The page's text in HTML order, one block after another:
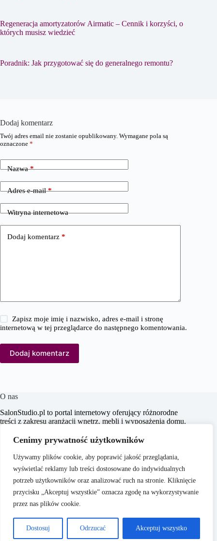
Cenimy prywatność użytkowników
Używamy plików cookie, aby poprawić jakość przeglądania,
wyświetlać reklamy lub treści dostosowane do indywidualnych
potrzeb użytkowników oraz analizować ruch na stronie. Kliknięcie
przycisku „Akceptuj wszystkie” oznacza zgodę na wykorzystywanie
przez nas plików cookie.
Dostosuj Odrzucać Akceptuj wszystko
Regeneracja amortyzatorów Airmatic – Cennik i korzyści, o
których musisz wiedzieć
Poradnik: Jak przygotować się do generalnego remontu?
Dodaj komentarz
Twój adres email nie zostanie opublikowany. Wymagane pola są
oznaczone *
Nazwa*
Adres e-mail*
Witryna internetowa
Dodaj komentarz *
Zapisz moje imię i nazwisko, adres e-mail i stronę
internetową w tej przeglądarce do następnego komentowania.
Dodaj komentarz
O nas
SalonStudio.pl to portal internetowy oferujący różnorodne
treści z zakresu aranżacji wnętrz, mebli i wyposażenia domu,
celem jest dostarczanie aktualnych informacji, praktycznych
porad oraz inspiracji, które wspierają czytelników w
tworzeniu funkcjonalnych i estetycznych przestrzeni
życiowych.
Copyright © 2026 -
O nas
Polityka Prywatności